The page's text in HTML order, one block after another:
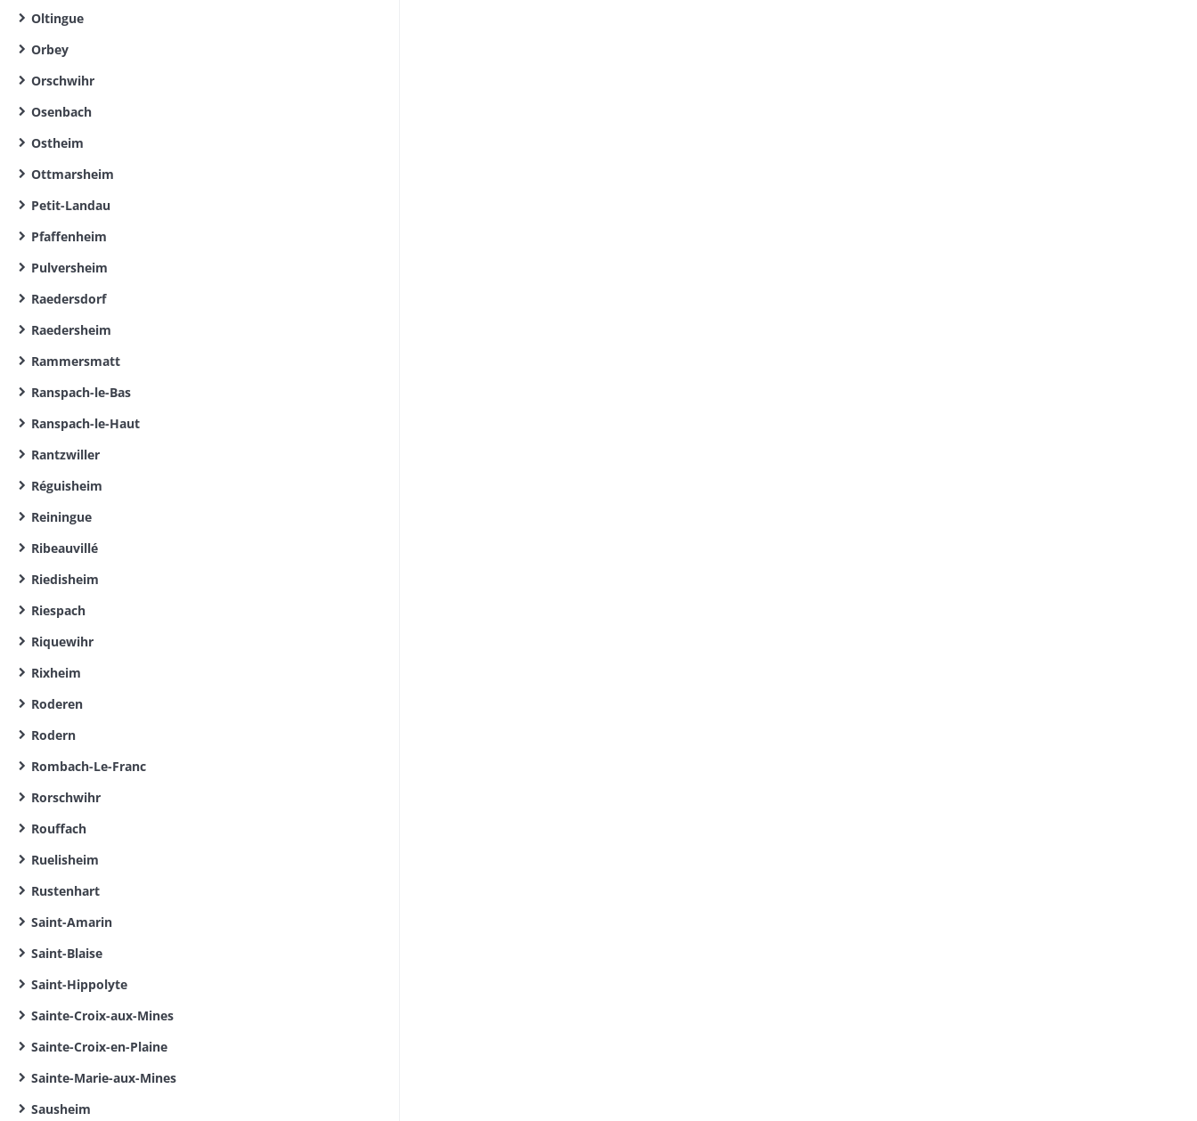
Oltingue
Orbey
Orschwihr
Osenbach
Ostheim
Ottmarsheim
Petit-Landau
Pfaffenheim
Pulversheim
Raedersdorf
Raedersheim
Rammersmatt
Ranspach-le-Bas
Ranspach-le-Haut
Rantzwiller
Réguisheim
Reiningue
Ribeauvillé
Riedisheim
Riespach
Riquewihr
Rixheim
Roderen
Rodern
Rombach-Le-Franc
Rorschwihr
Rouffach
Ruelisheim
Rustenhart
Saint-Amarin
Saint-Blaise
Saint-Hippolyte
Sainte-Croix-aux-Mines
Sainte-Croix-en-Plaine
Sainte-Marie-aux-Mines
Sausheim